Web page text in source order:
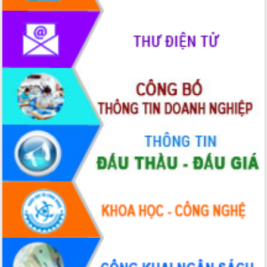
phát triển mới
Thường trực HĐND tỉnh Đắk Lắk gặp
mặt Đoàn chuyên gia y tế TP. Hồ Chí
Lễ truy điệu và an táng hài cốt liệt sĩ
tại Nghĩa trang Liệt sĩ xã Sơn Hòa
Bàn giải pháp tháo gỡ khó khăn trong
xuất khẩu sầu riêng và triển khai quy
định EUDR
Thứ trưởng Bộ Nông nghiệp và Môi
trường Nguyễn Hoàng Hiệp khảo sát
vùng trồng và doanh nghiệp đóng gói
sầu riêng tại Đắk Lắk
Trình diễn nghệ thuật chế biến các
món ăn từ sầu riêng
Đắk Lắk công bố Quy hoạch và xúc
tiến đầu tư tỉnh
Ngành cá ngừ Đắk Lắk chủ động thích
ứng để giữ vững thị trường xuất khẩu
Diễn đàn Kinh tế tư nhân Việt Nam đột